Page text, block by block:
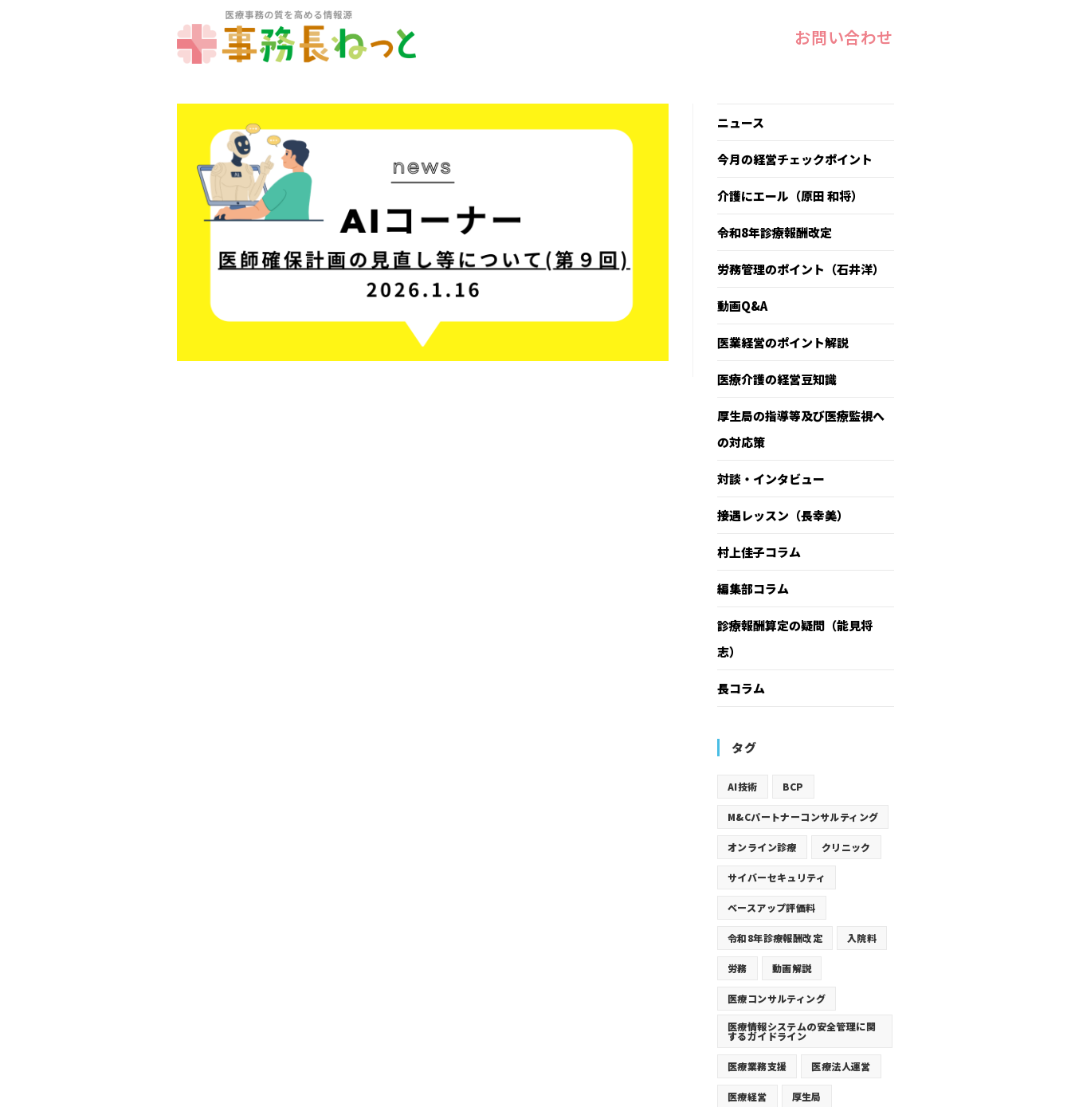
お問い合わせ
ニュース
今月の経営チェックポイント
介護にエール（原田 和将）
令和8年診療報酬改定
労務管理のポイント（石井洋）
動画Q&A
医業経営のポイント解説
医療介護の経営豆知識
厚生局の指導等及び医療監視へ
の対応策
対談・インタビュー
接遇レッスン（長幸美）
村上佳子コラム
編集部コラム
診療報酬算定の疑問（能見将
志）
長コラム
タグ
AI技術 BCP
M&Cパートナーコンサルティング
オンライン診療 クリニック
サイバーセキュリティ
ベースアップ評価料
令和8年診療報酬改定 入院料
労務 動画解説
医療コンサルティング
医療情報システムの安全管理に関
するガイドライン
医療業務支援 医療法人運営
医療経営 厚生局